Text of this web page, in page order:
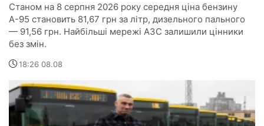
Станом на 8 серпня 2026 року середня ціна бензину
А-95 становить 81,67 грн за літр, дизельного пального
— 91,56 грн. Найбільші мережі АЗС залишили цінники
без змін.
18:26 08.08